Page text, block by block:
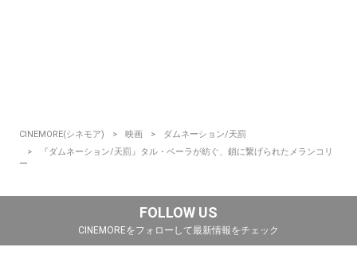
CINEMORE(シネモア) 映画
ダムネーション/天罰
『ダムネーション/天罰』タル・ベーラが紡ぐ、鎖に繋げられたメランコリ
ー
FOLLOW US
CINEMOREをフォローして最新情報をチェック